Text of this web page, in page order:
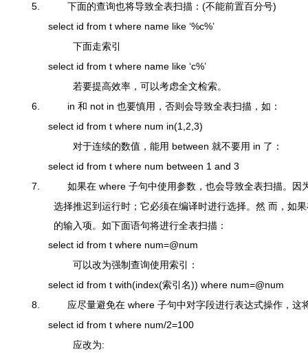
5. 下面的查询也将导致全表扫描： (不能前置百分号)
select id from t where name like ‘%c%’
下面走索引
select id from t where name like ‘c%’
若要提高效率，可以考虑全文检索。
6.
in 和 not in 也要慎用，否则会导致全表扫描，如：
select id from t where num in(1 2 3)
对于连续的数值，能用 between 就不要用 in 了：
select id from t where num between 1 and 3
7.
如果在 where 子句中使用参数，也会导致全表扫描。因
选择推迟到运行时；它必须在编译时进行选择。然 而，如
的输入项。 如下面语句将进行全表扫描：
select id from t where num=@num
可以改为强制查询使用索引：
select id from t with(index(索引名)) where num=@num
8.
应尽量避免在 where 子句中对字段进行表达式操作，这
select id from t where num/2=100
应改为: